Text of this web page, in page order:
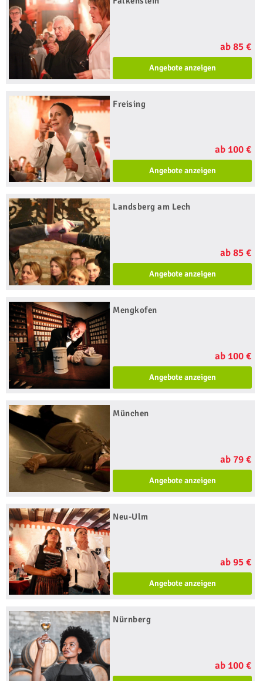
ab 85 €
Angebote anzeigen
Freising
ab 100 €
Angebote anzeigen
Landsberg am Lech
ab 85 €
Angebote anzeigen
Mengkofen
ab 100 €
Angebote anzeigen
München
ab 79 €
Angebote anzeigen
Neu-Ulm
ab 95 €
Angebote anzeigen
Nürnberg
ab 100 €